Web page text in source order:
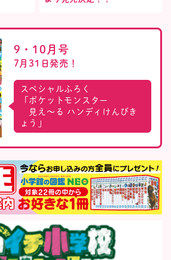
9・10月号
7月31日発売！
スペシャルふろく
「ポケットモンスター
見え〜る ハンディけんびき
ょう」